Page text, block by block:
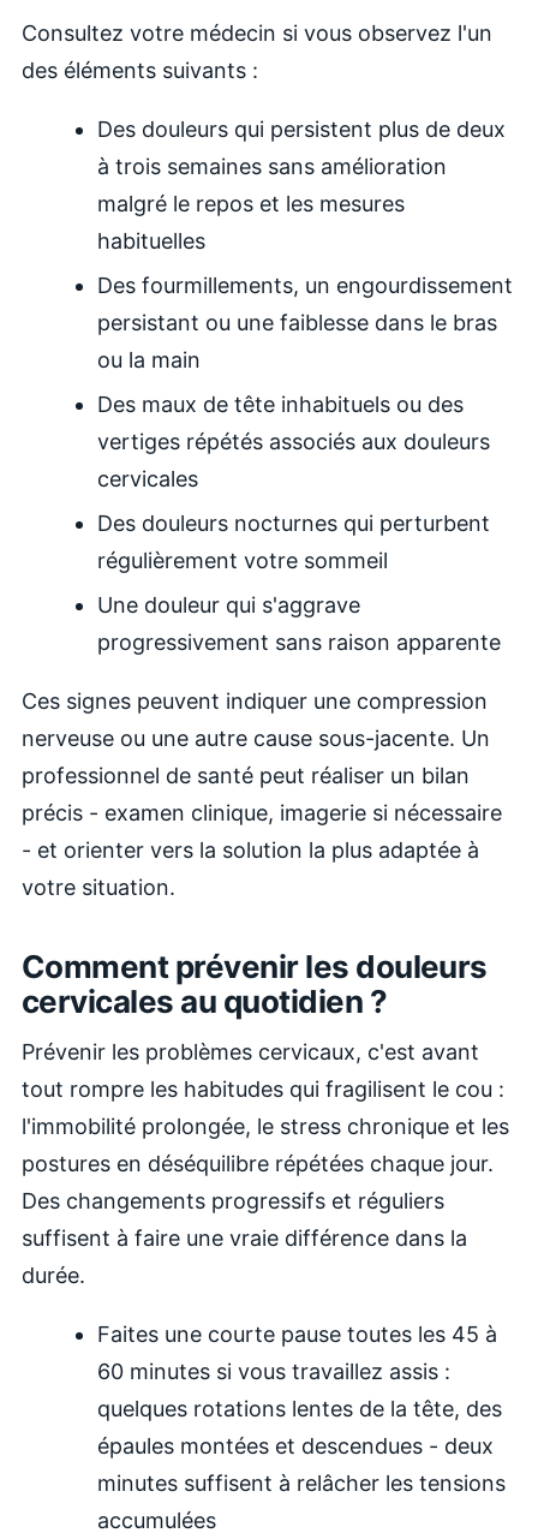
Consultez votre médecin si vous observez l'un
des éléments suivants :
Des douleurs qui persistent plus de deux
à trois semaines sans amélioration
malgré le repos et les mesures
habituelles
Des fourmillements, un engourdissement
persistant ou une faiblesse dans le bras
ou la main
Des maux de tête inhabituels ou des
vertiges répétés associés aux douleurs
cervicales
Des douleurs nocturnes qui perturbent
régulièrement votre sommeil
Une douleur qui s'aggrave
progressivement sans raison apparente
Ces signes peuvent indiquer une compression
nerveuse ou une autre cause sous-jacente. Un
professionnel de santé peut réaliser un bilan
précis - examen clinique, imagerie si nécessaire
- et orienter vers la solution la plus adaptée à
votre situation.
Comment prévenir les douleurs
cervicales au quotidien ?
Prévenir les problèmes cervicaux, c'est avant
tout rompre les habitudes qui fragilisent le cou :
l'immobilité prolongée, le stress chronique et les
postures en déséquilibre répétées chaque jour.
Des changements progressifs et réguliers
suffisent à faire une vraie différence dans la
durée.
Faites une courte pause toutes les 45 à
60 minutes si vous travaillez assis :
quelques rotations lentes de la tête, des
épaules montées et descendues - deux
minutes suffisent à relâcher les tensions
accumulées